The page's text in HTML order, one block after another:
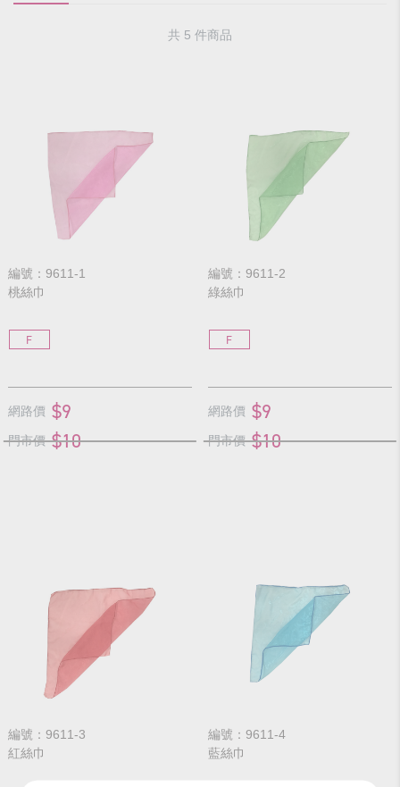
共 5 件商品
編號：9611-1
桃絲巾
F
網路價 $9
門市價 $10
編號：9611-2
綠絲巾
F
網路價 $9
門市價 $10
編號：9611-3
紅絲巾
編號：9611-4
藍絲巾